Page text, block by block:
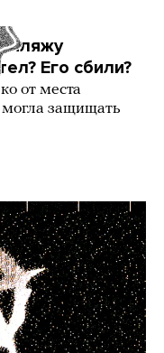
пляжу
Его сбили?
от места
защищать